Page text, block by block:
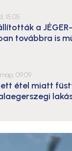
15:05
a JÉGER-
továbbra is
09:09
étel miatt